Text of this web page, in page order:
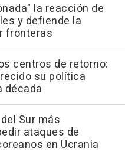
la reacción de
y defiende la
fronteras
centros de retorno:
su política
década
Sur más
ataques de
en Ucrania